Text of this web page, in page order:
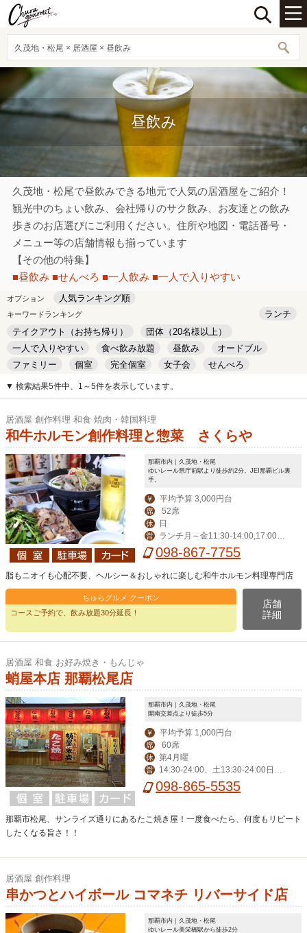
久茂地・松尾 × 居酒屋 × 昼飲み
昼飲み
久茂地・松尾で昼飲みできる地元で人気の居酒屋をご紹介！
観光中のちょい飲み、会社帰りのサク飲み、お友達との飲み
歩きのお店選びにご利用ください。住所や地図・電話番号・
メニュー等の店舗情報も揃っています
【その他の特集】
■昼飲み ■せんべろ ■一人飲み ■一人で入りやすい
オプション 人気ランキング順
キーワードランキング
ランチ
テイクアウト（お持ち帰り）
団体（20名様以上）
一人で入りやすい
食べ飲み放題 昼飲み
オードブル
ファミリー
個室 完全個室 女子会
せんべろ
キッズルーム
安い デート
▼ 検索結果5件中、1～5件を表示しています。
居酒屋 創作料理 和食 焼肉・韓国料理
和牛ホルモン創作料理と惣菜 さくらや
那覇市内｜久茂地・松尾
ゆいレール県庁前駅より徒歩約2分。JEI那覇ビル裏
手。
￥ 平均予算 3,000円台
席 52席
休 日
営
ランチ月～金11:30-14:00,17:00-2
4:00（LO 23:00）,祝日17:00-24:00
098-867-7755
脂もニオイも心配不要、ヘルシー＆おしゃれに楽しむ和牛ホルモン料理専門店
ちゅらグルメ クーポン
コースご予約で、飲み放題30分延長！
店舗
詳細
居酒屋 和食 お好み焼き・もんじゃ
蛸屋本店 那覇松尾店
那覇市内｜久茂地・松尾
開南交差点より徒歩5分
￥ 平均予算 1,000円台
席 60席
休 第4月曜
営
14:30-24:00、土13:30-24:00日1
3:30-22:00※なくなり次第終了
098-865-5535
那覇市松尾、サンライズ通りにあるたこ焼き屋！一度食べたら、何度もリピート
したくなる旨さ！！
居酒屋 創作料理
串かつとハイボール コマネチ リバーサイド店
那覇市内｜久茂地・松尾
ゆいレール美栄橋駅から徒歩2分